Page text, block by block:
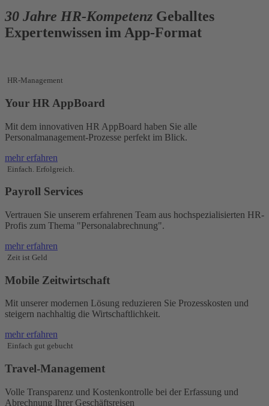
30 Jahre HR-Kompetenz Geballtes
Expertenwissen im App-Format
HR-Management
Your HR AppBoard
Mit dem innovativen HR AppBoard haben Sie alle
Personalmanagement-Prozesse perfekt im Blick.
mehr erfahren
Einfach. Erfolgreich.
Payroll Services
Vertrauen Sie unserem erfahrenen Team aus hochspezialisierten HR-
Profis zum Thema "Personalabrechnung".
mehr erfahren
Zeit ist Geld
Mobile Zeitwirtschaft
Mit unserer modernen Lösung reduzieren Sie Prozesskosten und
steigern nachhaltig die Wirtschaftlichkeit.
mehr erfahren
Einfach gut gebucht
Travel-Management
Volle Transparenz und Kostenkontrolle bei der Erfassung und
Abrechnung Ihrer Geschäftsreisen